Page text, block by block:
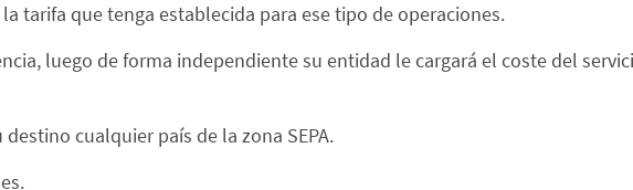
tarifa que tenga establecida para ese tipo de operaciones.
luego de forma independiente su entidad le cargará el coste del
cualquier país de la zona SEPA.